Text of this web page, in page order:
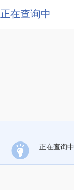
正在查询中
正在查询